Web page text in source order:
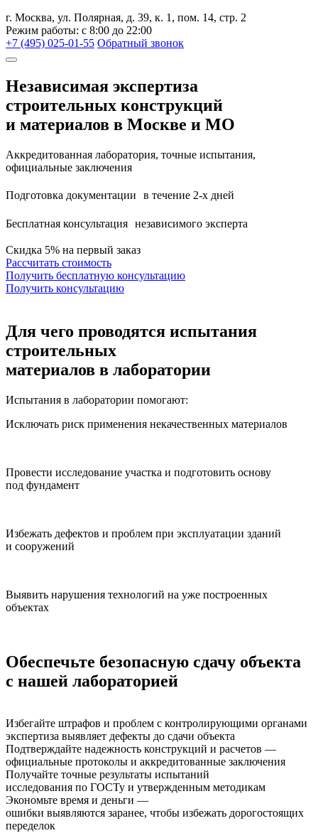
г. Москва, ул. Полярная, д. 39, к. 1, пом. 14, стр. 2
Режим работы: с 8:00 до 22:00
+7 (495) 025-01-55 Обратный звонок
Независимая экспертиза
строительных конструкций
и материалов в Москве и МО
Аккредитованная лаборатория, точные испытания,
официальные заключения
Подготовка документации в течение 2-х дней
Бесплатная консультация независимого эксперта
Скидка 5% на первый заказ
Рассчитать стоимость
Получить бесплатную консультацию
Получить консультацию
Для чего проводятся испытания
строительных
материалов в лаборатории
Испытания в лаборатории помогают:
Исключать риск применения некачественных материалов
Провести исследование участка и подготовить основу
под фундамент
Избежать дефектов и проблем при эксплуатации зданий
и сооружений
Выявить нарушения технологий на уже построенных
объектах
Обеспечьте безопасную сдачу объекта
с нашей лабораторией
Избегайте штрафов и проблем с контролирующими органами
экспертиза выявляет дефекты до сдачи объекта
Подтверждайте надежность конструкций и расчетов —
официальные протоколы и аккредитованные заключения
Получайте точные результаты испытаний
исследования по ГОСТу и утвержденным методикам
Экономьте время и деньги —
ошибки выявляются заранее, чтобы избежать дорогостоящих
переделок